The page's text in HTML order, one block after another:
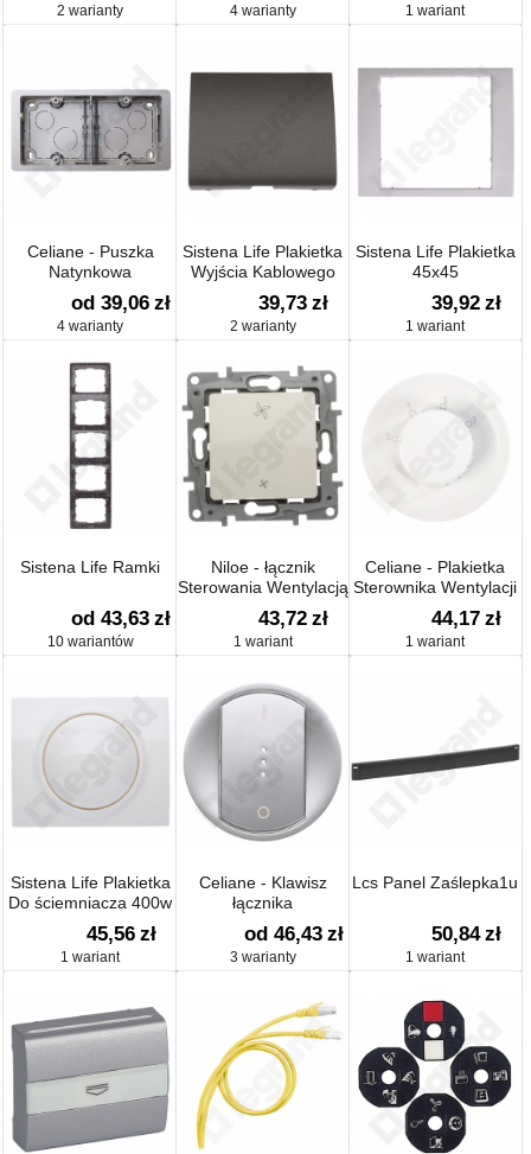
2 warianty 4 warianty 1 wariant
Celiane - Puszka
Natynkowa
od 39,06 zł
4 warianty
Sistena Life Plakietka
Wyjścia Kablowego
39,73 zł
2 warianty
Sistena Life Plakietka
45x45
39,92 zł
1 wariant
Sistena Life Ramki
od 43,63 zł
10 wariantów
Niloe - łącznik
Sterowania Wentylacją
43,72 zł
1 wariant
Celiane - Plakietka
Sterownika Wentylacji
4-położeniowego
44,17 zł
1 wariant
Sistena Life Plakietka
Do ściemniacza 400w
45,56 zł
1 wariant
Celiane - Klawisz
łącznika
Dwubiegunowego
od 46,43 zł
3 warianty
Lcs Panel Zaślepka1u
50,84 zł
1 wariant